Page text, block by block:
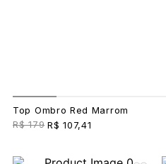
Top Ombro Red Marrom
R$ 179 R$ 107,41